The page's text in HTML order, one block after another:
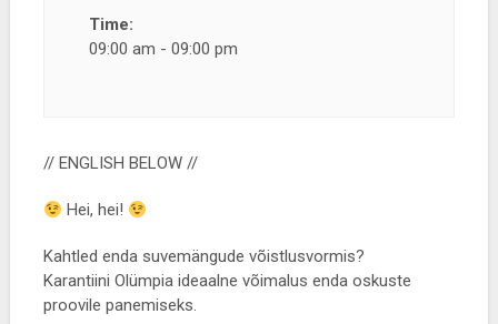
Time:
09:00 am - 09:00 pm
// ENGLISH BELOW //
Hei, hei!
Kahtled enda suvemängude võistlusvormis?
Karantiini Olümpia ideaalne võimalus enda oskuste
proovile panemiseks.